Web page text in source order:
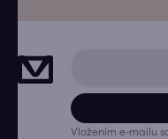
Vložením e-mailu